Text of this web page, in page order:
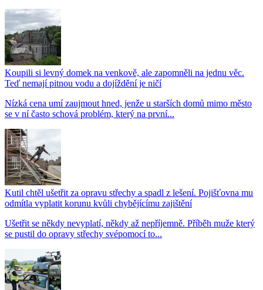
Koupili si levný domek na venkově, ale zapomněli na jednu věc.
Teď nemají pitnou vodu a dojíždění je ničí
Nízká cena umí zaujmout hned, jenže u starších domů mimo město
se v ní často schová problém, který na první...
Kutil chtěl ušetřit za opravu střechy a spadl z lešení. Pojišťovna mu
odmítla vyplatit korunu kvůli chybějícímu zajištění
Ušetřit se někdy nevyplatí, někdy až nepříjemně. Příběh muže který
se pustil do opravy střechy svépomocí to...